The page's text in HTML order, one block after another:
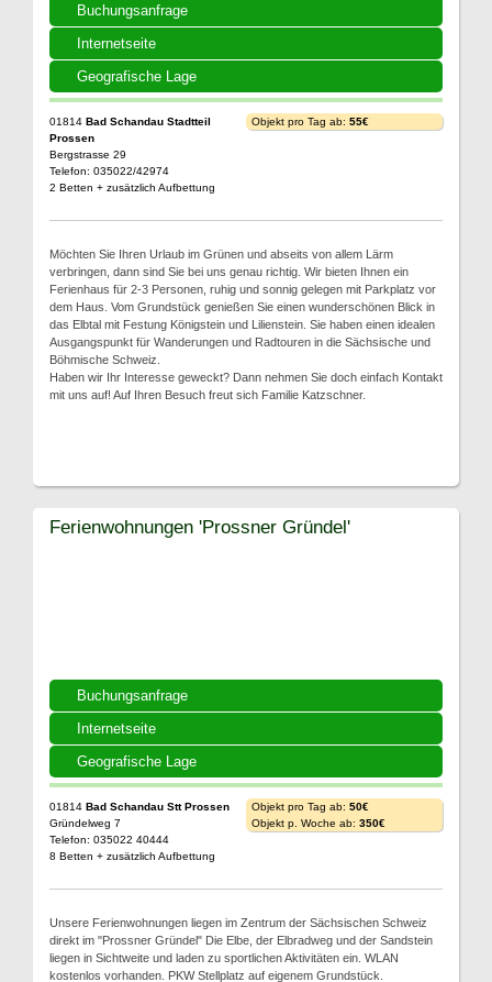
Buchungsanfrage
Internetseite
Geografische Lage
01814 Bad Schandau Stadtteil
Prossen
Bergstrasse 29
Telefon: 035022/42974
2 Betten + zusätzlich Aufbettung
Objekt pro Tag ab: 55€
Möchten Sie Ihren Urlaub im Grünen und abseits von allem Lärm
verbringen, dann sind Sie bei uns genau richtig. Wir bieten Ihnen ein
Ferienhaus für 2-3 Personen, ruhig und sonnig gelegen mit Parkplatz vor
dem Haus. Vom Grundstück genießen Sie einen wunderschönen Blick in
das Elbtal mit Festung Königstein und Lilienstein. Sie haben einen idealen
Ausgangspunkt für Wanderungen und Radtouren in die Sächsische und
Böhmische Schweiz.
Haben wir Ihr Interesse geweckt? Dann nehmen Sie doch einfach Kontakt
mit uns auf! Auf Ihren Besuch freut sich Familie Katzschner.
Buchungsanfrage
Internetseite
Geografische Lage
Ferienwohnungen 'Prossner Gründel'
01814 Bad Schandau Stt Prossen
Gründelweg 7
Telefon: 035022 40444
8 Betten + zusätzlich Aufbettung
Objekt pro Tag ab: 50€
Objekt p. Woche ab: 350€
Unsere Ferienwohnungen liegen im Zentrum der Sächsischen Schweiz
direkt im "Prossner Gründel" Die Elbe, der Elbradweg und der Sandstein
liegen in Sichtweite und laden zu sportlichen Aktivitäten ein. WLAN
kostenlos vorhanden. PKW Stellplatz auf eigenem Grundstück.